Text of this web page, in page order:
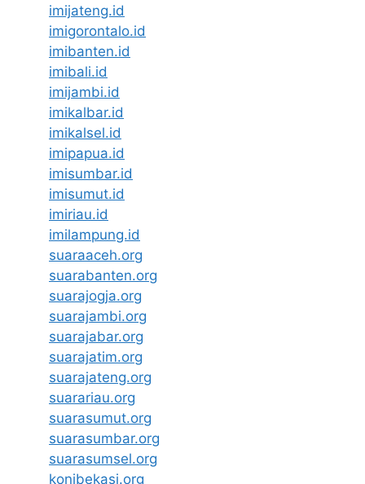
imijateng.id
imigorontalo.id
imibanten.id
imibali.id
imijambi.id
imikalbar.id
imikalsel.id
imipapua.id
imisumbar.id
imisumut.id
imiriau.id
imilampung.id
suaraaceh.org
suarabanten.org
suarajogja.org
suarajambi.org
suarajabar.org
suarajatim.org
suarajateng.org
suarariau.org
suarasumut.org
suarasumbar.org
suarasumsel.org
konibekasi.org